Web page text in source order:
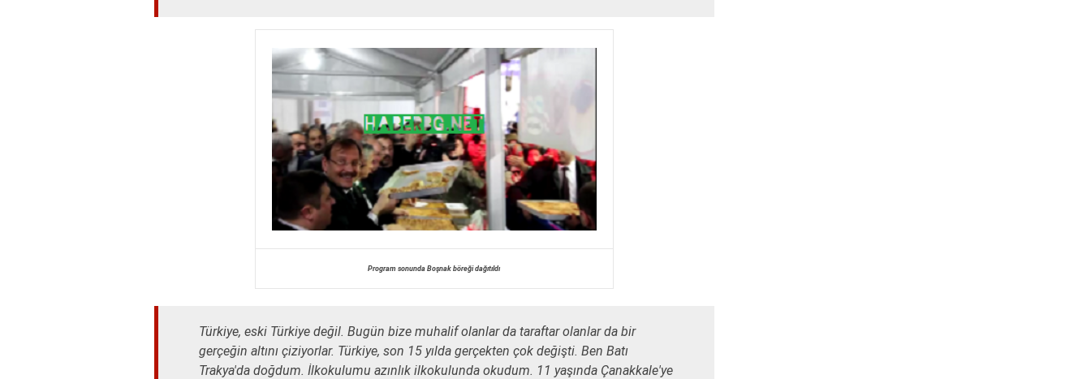
Program sonunda Boşnak böreği dağıtıldı
Türkiye, eski Türkiye değil. Bugün bize muhalif olanlar da taraftar olanlar da bir
gerçeğin altını çiziyorlar. Türkiye, son 15 yılda gerçekten çok değişti. Ben Batı
Trakya'da doğdum. İlkokulumu azınlık ilkokulunda okudum. 11 yaşında Çanakkale'ye